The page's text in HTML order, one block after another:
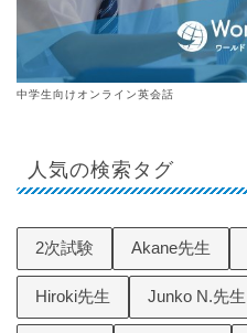
中学生向けオンライン英会話
人気の検索タグ
2次試験 Akane先生
Hiroki先生 Junko N.先生